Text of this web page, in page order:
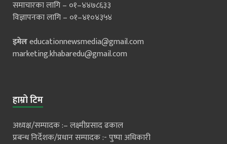
समाचारका लागि – ०१–४४७८६३३
विज्ञापनका लागि – ०१–४१०४३५४
इमेलeducationnewsmedia@gmail.com
marketing.khabaredu@gmail.com
हाम्रो टिम
अध्यक्ष/सम्पादक :– लक्ष्मीप्रसाद ढकाल
प्रबन्ध निर्देशक/प्रधान सम्पादक :- पुष्पा अधिकारी